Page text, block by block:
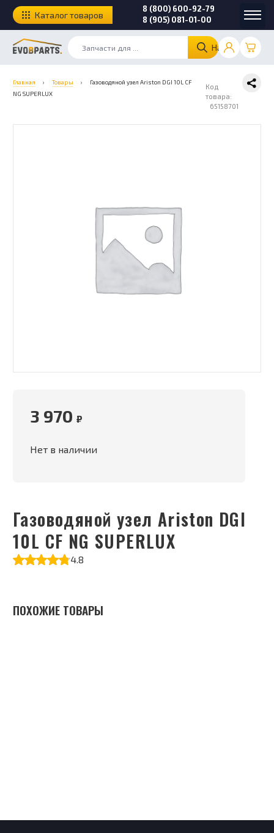
Найти
8 (800) 600-92-79
8 (905) 081-01-00
Каталог товаров
Главная › Товары ›
Газоводяной узел Ariston DGI 10L CF
NG SUPERLUX
Код
товара:
65158701
Газоводяной узел Ariston DGI
10L CF NG SUPERLUX
4.8
3 970 ₽
Нет в наличии
ПОХОЖИЕ ТОВАРЫ